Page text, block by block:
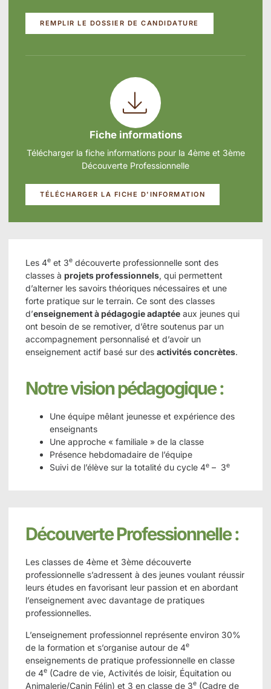
Les 4e et 3e découverte professionnelle sont des
classes à projets professionnels, qui permettent
d’alterner les savoirs théoriques nécessaires et une
forte pratique sur le terrain. Ce sont des classes
d’enseignement à pédagogie adaptée aux jeunes qui
ont besoin de se remotiver, d’être soutenus par un
accompagnement personnalisé et d’avoir un
enseignement actif basé sur des activités concrètes.
Notre vision pédagogique :
Une équipe mêlant jeunesse et expérience des
enseignants
Une approche « familiale » de la classe
Présence hebdomadaire de l’équipe
Suivi de l’élève sur la totalité du cycle 4e – 3e
REMPLIR LE DOSSIER DE CANDIDATURE
Fiche informations
Télécharger la fiche informations pour la 4ème et 3ème
Découverte Professionnelle
TÉLÉCHARGER LA FICHE D'INFORMATION
Découverte Professionnelle :
Les classes de 4ème et 3ème découverte
professionnelle s’adressent à des jeunes voulant réussir
leurs études en favorisant leur passion et en abordant
l’enseignement avec davantage de pratiques
professionnelles.
L’enseignement professionnel représente environ 30%
de la formation et s’organise autour de 4e
enseignements de pratique professionnelle en classe
de 4e (Cadre de vie, Activités de loisir, Équitation ou
Animalerie/Canin Félin) et 3 en classe de 3e (Cadre de